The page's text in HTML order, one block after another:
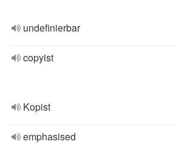
undefinierbar
copyist
Kopist
emphasised